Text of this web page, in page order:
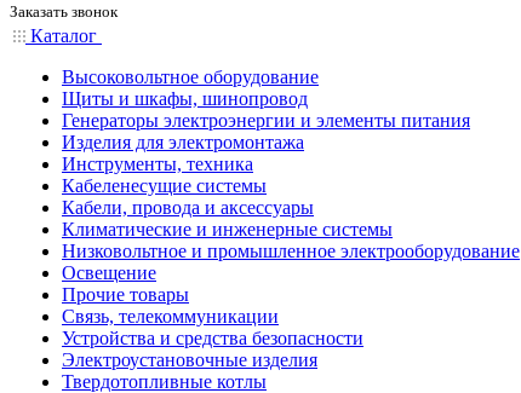
Заказать звонок
Каталог
Высоковольтное оборудование
Щиты и шкафы, шинопровод
Генераторы электроэнергии и элементы питания
Изделия для электромонтажа
Инструменты, техника
Кабеленесущие системы
Кабели, провода и аксессуары
Климатические и инженерные системы
Низковольтное и промышленное электрооборудование
Освещение
Прочие товары
Связь, телекоммуникации
Устройства и средства безопасности
Электроустановочные изделия
Твердотопливные котлы